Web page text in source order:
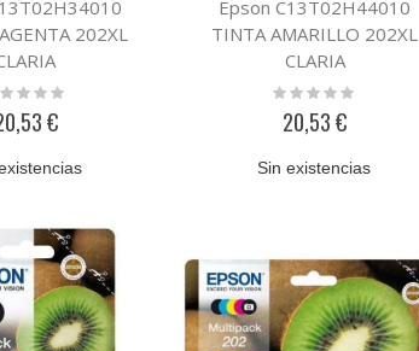
202XL
€
Epson C13T02H44010
TINTA AMARILLO 202XL
CLARIA
Rating:
20,53 €
Sin existencias